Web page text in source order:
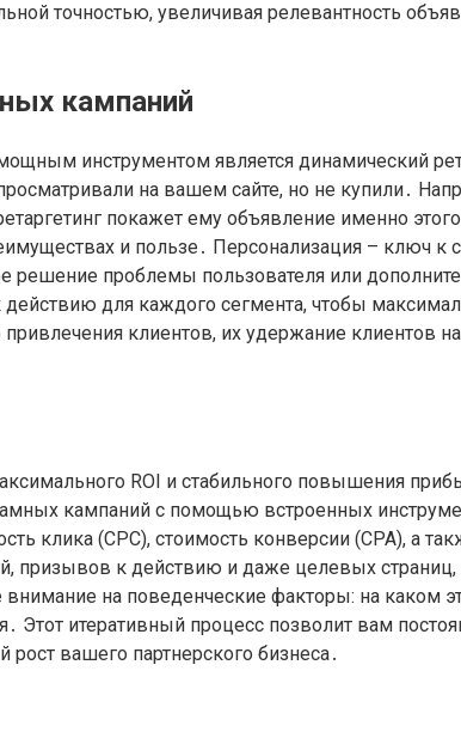
точностью, увеличивая релевантность
кампаний
инструментом является динамический
на вашем сайте, но не купили․
покажет ему объявление именно
и пользе․ Персонализация – ключ к
проблемы пользователя или
для каждого сегмента, чтобы
клиентов, их удержание клиентов на
ROI и стабильного повышения
кампаний с помощью встроенных
клика (CPC), стоимость конверсии (CPA), а
призывов к действию и даже целевых страниц,
на поведенческие факторы: на каком
итеративный процесс позволит вам
вашего партнерского бизнеса․